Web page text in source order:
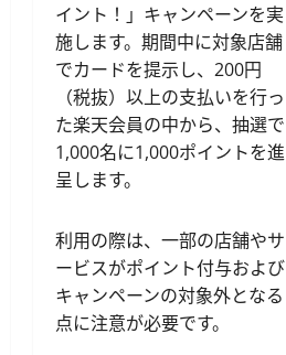
イント！」キャンペーンを実
施します。期間中に対象店舗
でカードを提示し、200円
（税抜）以上の支払いを行っ
た楽天会員の中から、抽選で
1,000名に1,000ポイントを進
呈します。
利用の際は、一部の店舗やサ
ービスがポイント付与および
キャンペーンの対象外となる
点に注意が必要です。